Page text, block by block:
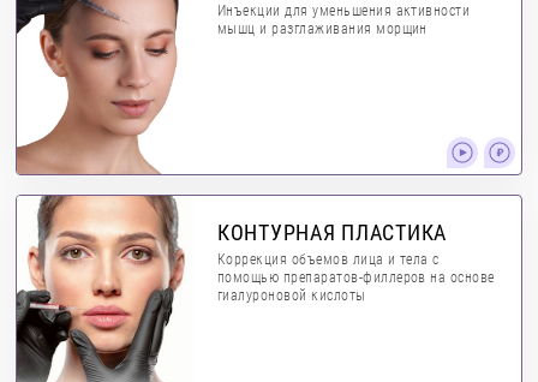
Инъекции для уменьшения активности
мышц и разглаживания морщин
КОНТУРНАЯ ПЛАСТИКА
Коррекция объемов лица и тела с
помощью препаратов-филлеров на основе
гиалуроновой кислоты